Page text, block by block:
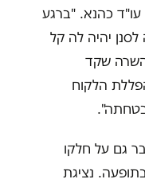
כהנא. "ברגע
יהיה לה קל
שקד
הלקוח
גם על חלקו
נציגת